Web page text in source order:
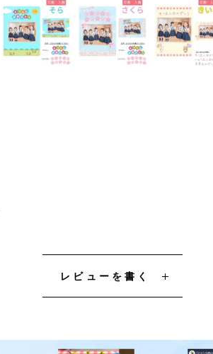
レビューを書く